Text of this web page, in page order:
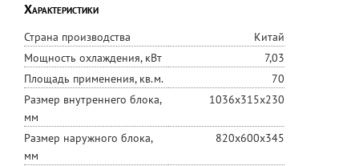
Характеристики
Страна производства
Китай
Мощность охлаждения, кВт
7,03
Площадь применения, кв.м.
70
Размер внутреннего блока,
мм
1036х315х230
Размер наружного блока,
мм
820х600х345